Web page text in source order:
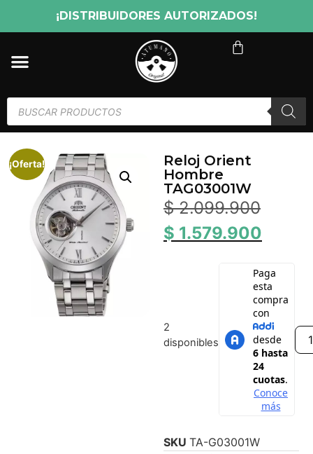
¡DISTRIBUIDORES AUTORIZADOS!
¡Oferta!
Reloj Orient
Hombre
TAG03001W
$2.099.900
$ 1.579.900
2
disponibles
SKU TA-G03001W